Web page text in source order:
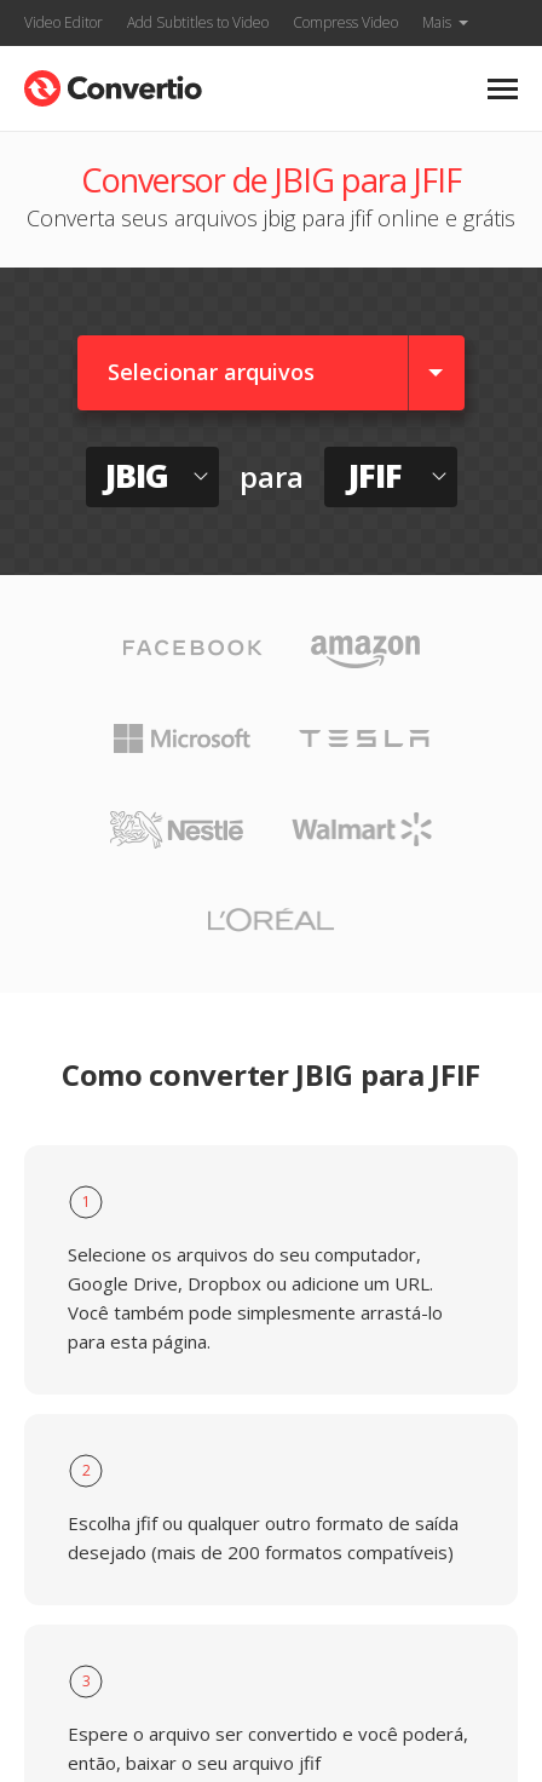
Video Editor Add Subtitles to Video Compress Video Mais
Conversor de JBIG para JFIF
Converta seus arquivos jbig para jfif online e grátis
Selecionar arquivos
JBIG para JFIF
Como converter JBIG para JFIF
1
Selecione os arquivos do seu computador,
Google Drive, Dropbox ou adicione um URL.
Você também pode simplesmente arrastá-lo
para esta página.
2
Escolha jfif ou qualquer outro formato de saída
desejado (mais de 200 formatos compatíveis)
3
Espere o arquivo ser convertido e você poderá,
então, baixar o seu arquivo jfif